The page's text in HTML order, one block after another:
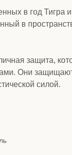
в год Тигра
в
защита,
Они
силой.